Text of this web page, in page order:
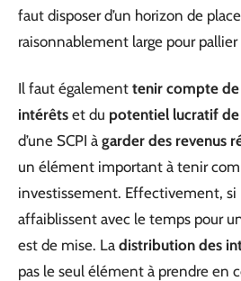
faut disposer d’un horizon de
raisonnablement large pour pallier
Il faut également tenir compte
intérêts et du potentiel lucratif de
d’une SCPI à garder des revenus
un élément important à tenir
investissement. Effectivement, si
affaiblissent avec le temps pour
est de mise. La distribution des
pas le seul élément à prendre en